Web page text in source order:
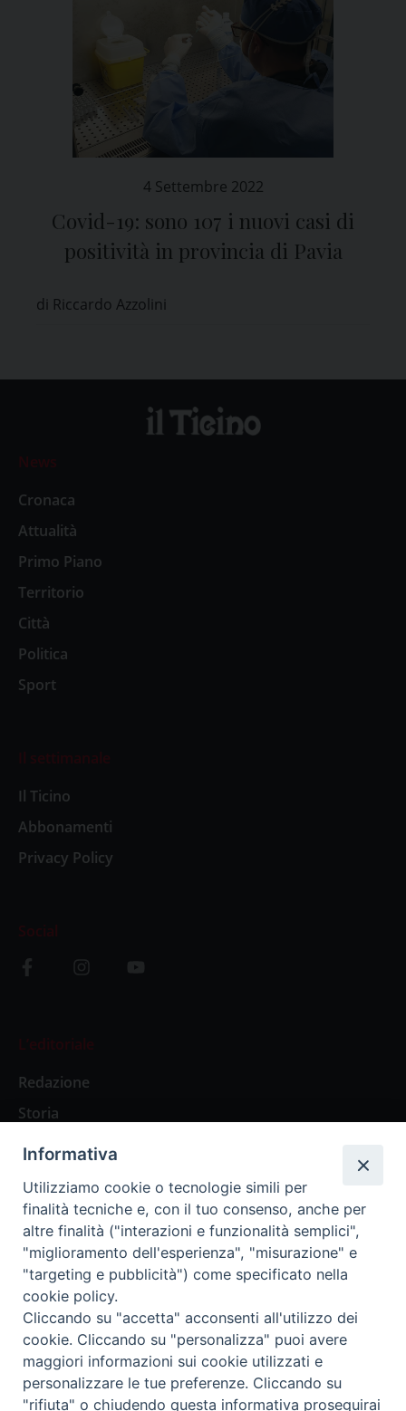
4 Settembre 2022
Covid-19: sono 107 i nuovi casi di
positività in provincia di Pavia
di Riccardo Azzolini
News
Cronaca
Attualità
Primo Piano
Territorio
Città
Politica
Sport
Il settimanale
Il Ticino
Abbonamenti
Privacy Policy
Social
L’editoriale
Redazione
Storia
Abbonamenti
Abbonamento Annuale Digitale
Abbonamento Annuale Cartaceo
Abbonamento Singola Copia Digitale
Redazione: Pavia, Piazza Duomo 11 - tel. 0382.24736 -
Informativa
Utilizziamo cookie o tecnologie simili per
finalità tecniche e, con il tuo consenso, anche per
altre finalità ("interazioni e funzionalità semplici",
"miglioramento dell'esperienza", "misurazione" e
"targeting e pubblicità") come specificato nella
cookie policy.
Cliccando su "accetta" acconsenti all'utilizzo dei
cookie. Cliccando su "personalizza" puoi avere
maggiori informazioni sui cookie utilizzati e
personalizzare le tue preferenze. Cliccando su
"rifiuta" o chiudendo questa informativa proseguirai